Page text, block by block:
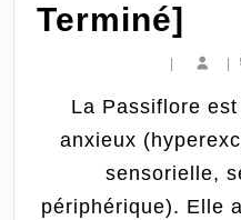
Terminé]
:
La Passiflore
anxieux
sensorielle,
périphérique). Elle